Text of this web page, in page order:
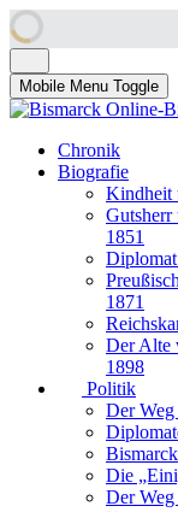
Mobile Menu Toggle
Chronik
Biografie
Kindheit
Gutsherr
1851
1871
Der Alte
1898
Politik
Der
Die
Der Weg